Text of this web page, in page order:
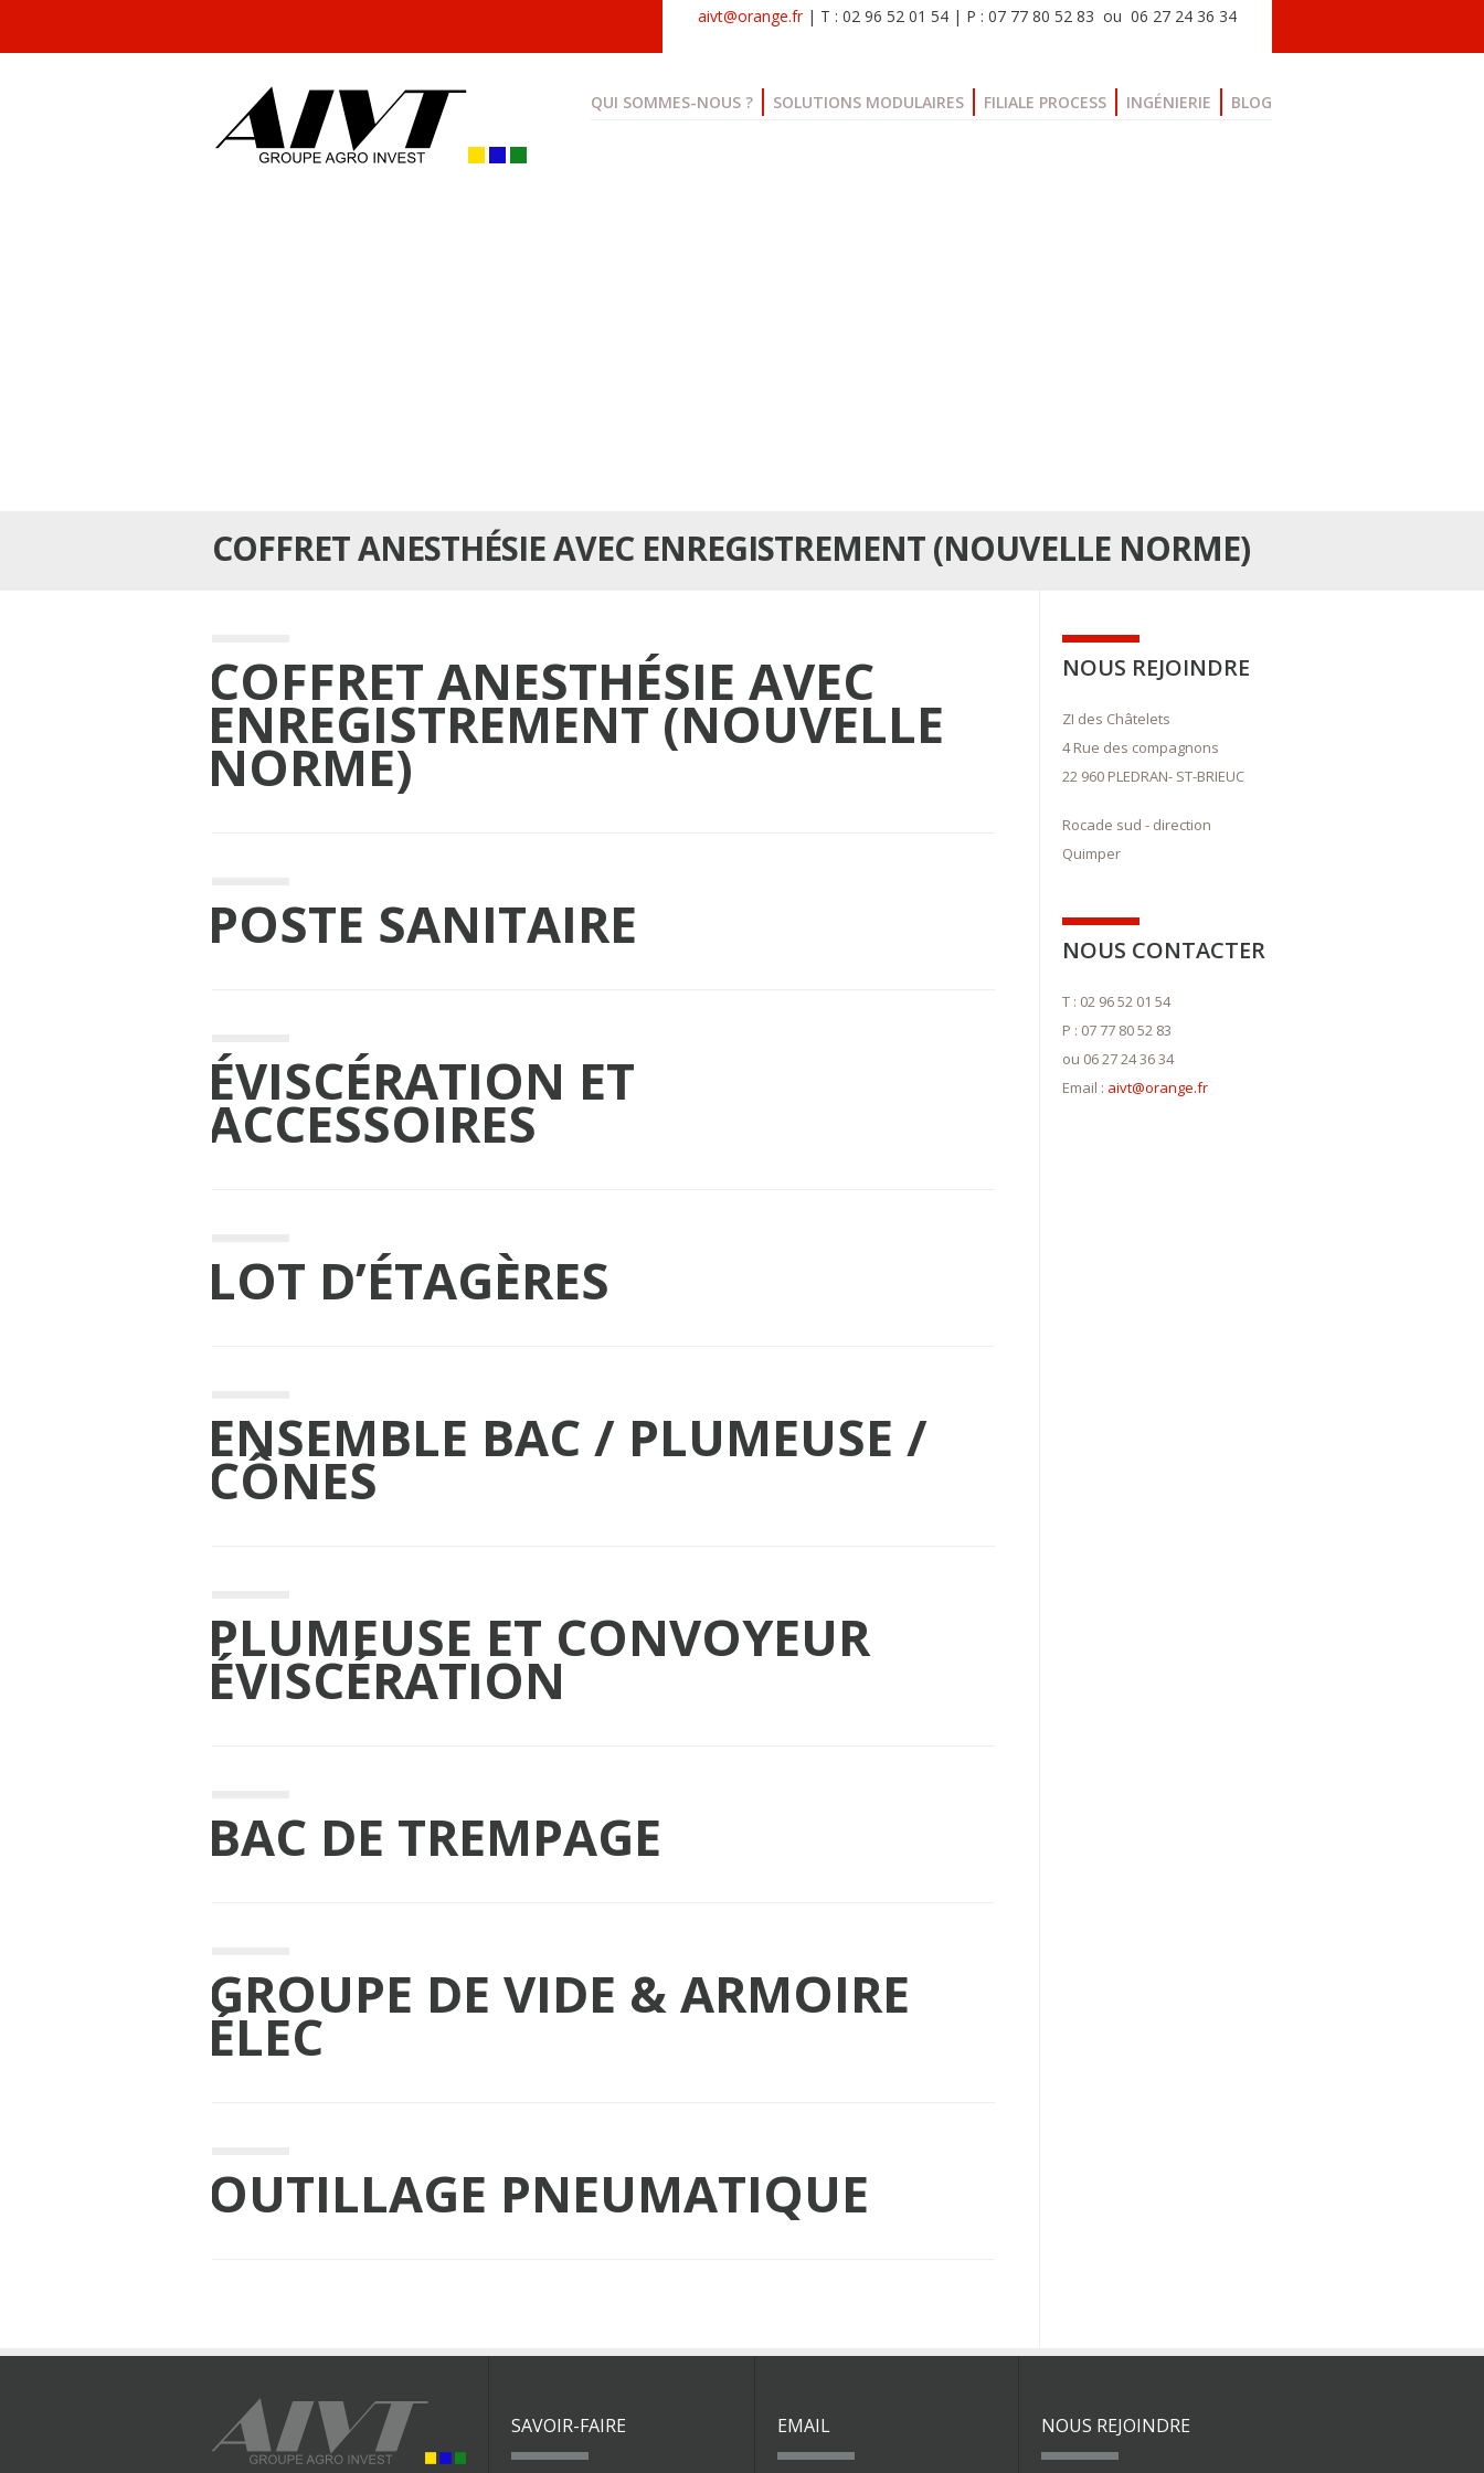
aivt@orange.fr| T : 02 96 52 01 54 | P : 07 77 80 52 83 ou 06 27 24 36 34
QUI SOMMES-NOUS ? SOLUTIONS MODULAIRES FILIALE PROCESS INGÉNIERIE BLOG
COFFRET ANESTHÉSIE AVEC ENREGISTREMENT (NOUVELLE NORME)
COFFRET ANESTHÉSIE AVEC
ENREGISTREMENT (NOUVELLE
NORME)
POSTE SANITAIRE
ÉVISCÉRATION ET
ACCESSOIRES
LOT D’ÉTAGÈRES
ENSEMBLE BAC / PLUMEUSE /
CÔNES
PLUMEUSE ET CONVOYEUR
ÉVISCÉRATION
BAC DE TREMPAGE
GROUPE DE VIDE & ARMOIRE
ÉLEC
OUTILLAGE PNEUMATIQUE
NOUS REJOINDRE
ZI des Châtelets
4 Rue des compagnons
22 960 PLEDRAN- ST-BRIEUC
Rocade sud - direction
Quimper
NOUS CONTACTER
T : 02 96 52 01 54
P : 07 77 80 52 83
ou 06 27 24 36 34
Email : aivt@orange.fr
SAVOIR-FAIRE EMAIL NOUS REJOINDRE